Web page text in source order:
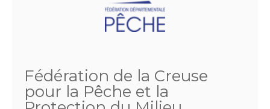
Fédération de la Creuse
pour la Pêche et la